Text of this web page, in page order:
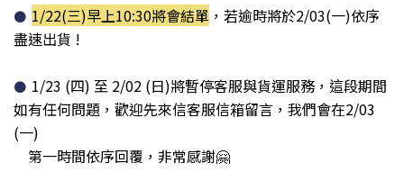
● 1/22(三)早上10:30將會結單 ，若逾時將於2/03(一)依序
盡速出貨 !
● 1/23 (四) 至 2/02 (日)將暫停客服與貨運服務，這段期間
如有任何問題，歡迎先來信客服信箱留言， 我們會在2/03
(一)
第一時間依序回覆 ，非常感謝🤗